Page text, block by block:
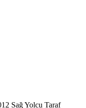
Sağ Yolcu Taraf